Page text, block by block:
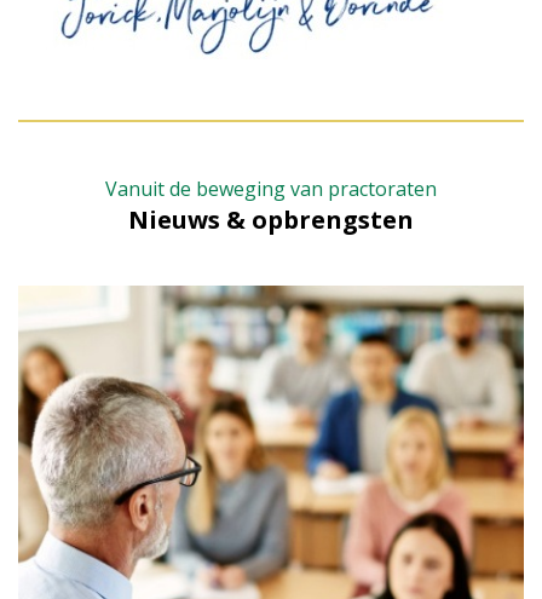
Vanuit de beweging van practoraten
Nieuws & opbrengsten